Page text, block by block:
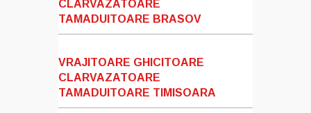
CLARVAZATOARE
TAMADUITOARE BRASOV
VRAJITOARE GHICITOARE
CLARVAZATOARE
TAMADUITOARE TIMISOARA